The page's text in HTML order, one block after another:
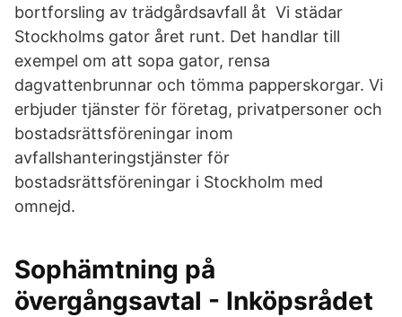
bortforsling av trädgårdsavfall åt Vi städar
Stockholms gator året runt. Det handlar till
exempel om att sopa gator, rensa
dagvattenbrunnar och tömma papperskorgar. Vi
erbjuder tjänster för företag, privatpersoner och
bostadsrättsföreningar inom
avfallshanteringstjänster för
bostadsrättsföreningar i Stockholm med
omnejd.
Sophämtning på
övergångsavtal - Inköpsrådet